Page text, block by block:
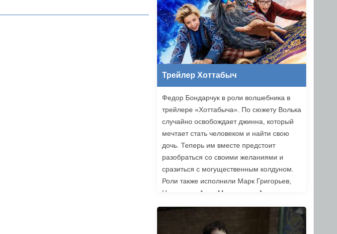
Трейлер Хоттабыч
Федор Бондарчук в роли волшебника в
трейлере «Хоттабыча». По сюжету Волька
случайно освобождает джинна, который
мечтает стать человеком и найти свою
дочь. Теперь им вместе предстоит
разобраться со своими желаниями и
сразиться с могущественным колдуном.
Роли также исполнили Марк Григорьев,
Надежда и Анна Михалковы, Аскар
«Хоттабыч» выйдет в прокат 1 января